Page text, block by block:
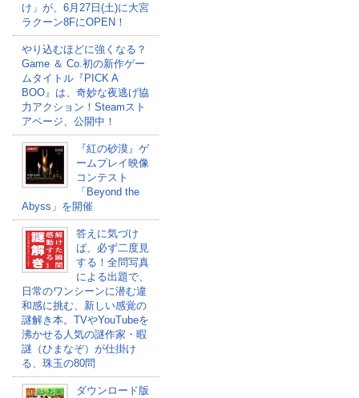
け」が、6月27日(土)に大宮
ラクーン8FにOPEN！
やり込むほどに強くなる？
Game ＆ Co.初の新作ゲー
ムタイトル『PICK A
BOO』は、奇妙な夜逃げ協
力アクション！Steamスト
アページ、公開中！
『紅の砂漠』ゲ
ームプレイ映像
コンテスト
「Beyond the
Abyss」を開催
答えに気づけ
ば、必ず二度見
する！全問写真
による出題で、
日常のワンシーンに潜む違
和感に挑む、新しい感覚の
謎解き本。TVやYouTubeを
沸かせる人気の謎作家・暇
謎（ひまなぞ）が仕掛け
る、珠玉の80問
ダウンロード版